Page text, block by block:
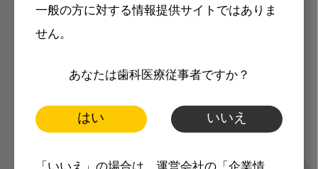
一般の方に対する情報提供サイトではありま
せん。
あなたは歯科医療従事者ですか？
はい いいえ
ご登録いただいた職種（歯科医師、歯
科衛生士、歯科技工士）に合わせた内